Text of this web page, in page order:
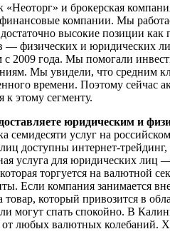
и брокерская
компании. Мы
высокие позиции как
— физических и юридических
2009 года. Мы помогали
Мы увидели, что средним
времени. Поэтому сейчас
к этому сегменту.
юридическим и
семидесяти услуг на
доступны интернет-трейдинг,
услуга для юридических
торгуется на валютной
Если компания занимается
товар, который привозится в
могут спать спокойно. В
от любых валютных